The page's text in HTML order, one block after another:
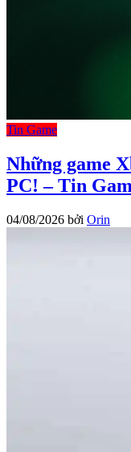
Tin Game
Những game
PC! – Tin
04/08/2026 bởi Orin